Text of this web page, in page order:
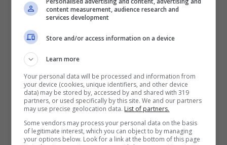
Caparezza (Screenshot da Instagram)
content measurement, audience research and
services development
Store and/or access information on a device
Learn more
Your personal data will be processed and information from
your device (cookies, unique identifiers, and other device
data) may be stored by, accessed by and shared with 319
partners, or used specifically by this site. We and our partners
may use precise geolocation data. List of partners.
Some vendors may process your personal data on the basis
of legitimate interest, which you can object to by managing
your options below. Look for a link at the bottom of this page